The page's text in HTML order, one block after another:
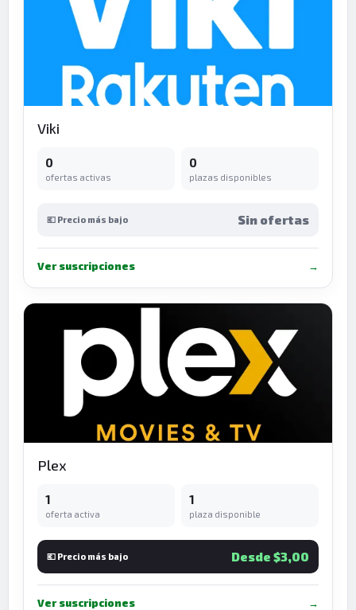
Viki
0
ofertas activas
0
plazas disponibles
💶 Precio más bajo Sin ofertas
Ver suscripciones →
Plex
1
oferta activa
1
plaza disponible
💶 Precio más bajo Desde $3,00
Ver suscripciones →